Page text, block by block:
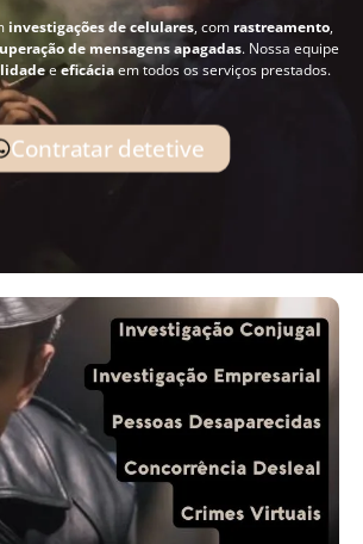
investigações de celulares, com rastreamento,
de mensagens apagadas. Nossa equipe
eeficáciaem todos os serviços prestados.
Contratar detetive